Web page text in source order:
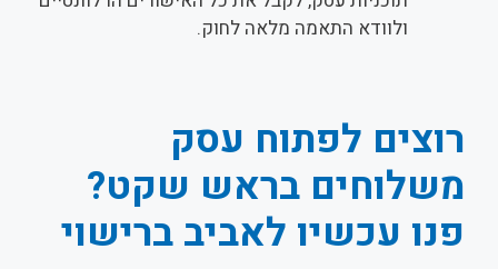
ולוודא התאמה מלאה לחוק.
רוצים לפתוח עסק
משלוחים בראש שקט?
פנו עכשיו לאביב ברישוי